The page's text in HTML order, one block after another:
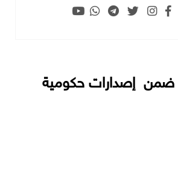
ضمن إصدارات حكومية